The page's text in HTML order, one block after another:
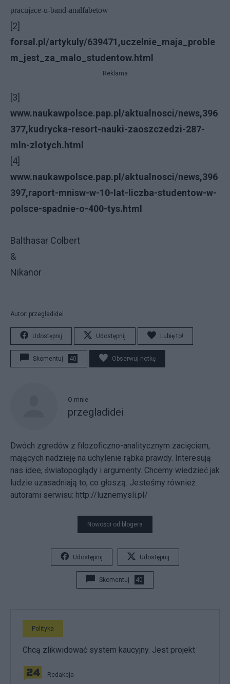
pracujace-u-band-analfabetow
[2]
forsal.pl/artykuly/639471,uczelnie_maja_proble
m_jest_za_malo_studentow.html
Reklama
[3]
www.naukawpolsce.pap.pl/aktualnosci/news,396
377,kudrycka-resort-nauki-zaoszczedzi-287-
mln-zlotych.html
[4]
www.naukawpolsce.pap.pl/aktualnosci/news,396
397,raport-mnisw-w-10-lat-liczba-studentow-w-
polsce-spadnie-o-400-tys.html
Balthasar Colbert
&
Nikanor
Autor: przegladidei
Udostępnij Udostępnij Lubię to!
Skomentuj 40 Obserwuj notkę
O mnie
przegladidei
Dwóch zgredów z filozoficzno-analitycznym zacięciem,
mających nadzieję na uchylenie rąbka prawdy. Interesują
nas idee, światopoglądy i argumenty. Chcemy wiedzieć jak
ludzie uzasadniają to, co głoszą. Jesteśmy również
autorami serwisu: http://luznemysli.pl/
Nowości od blogera
Udostępnij Udostępnij
Skomentuj 40
Polityka
Chcą zlikwidować system kaucyjny. Jest projekt
Redakcja